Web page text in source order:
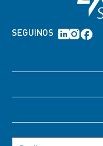
SEGUINOS